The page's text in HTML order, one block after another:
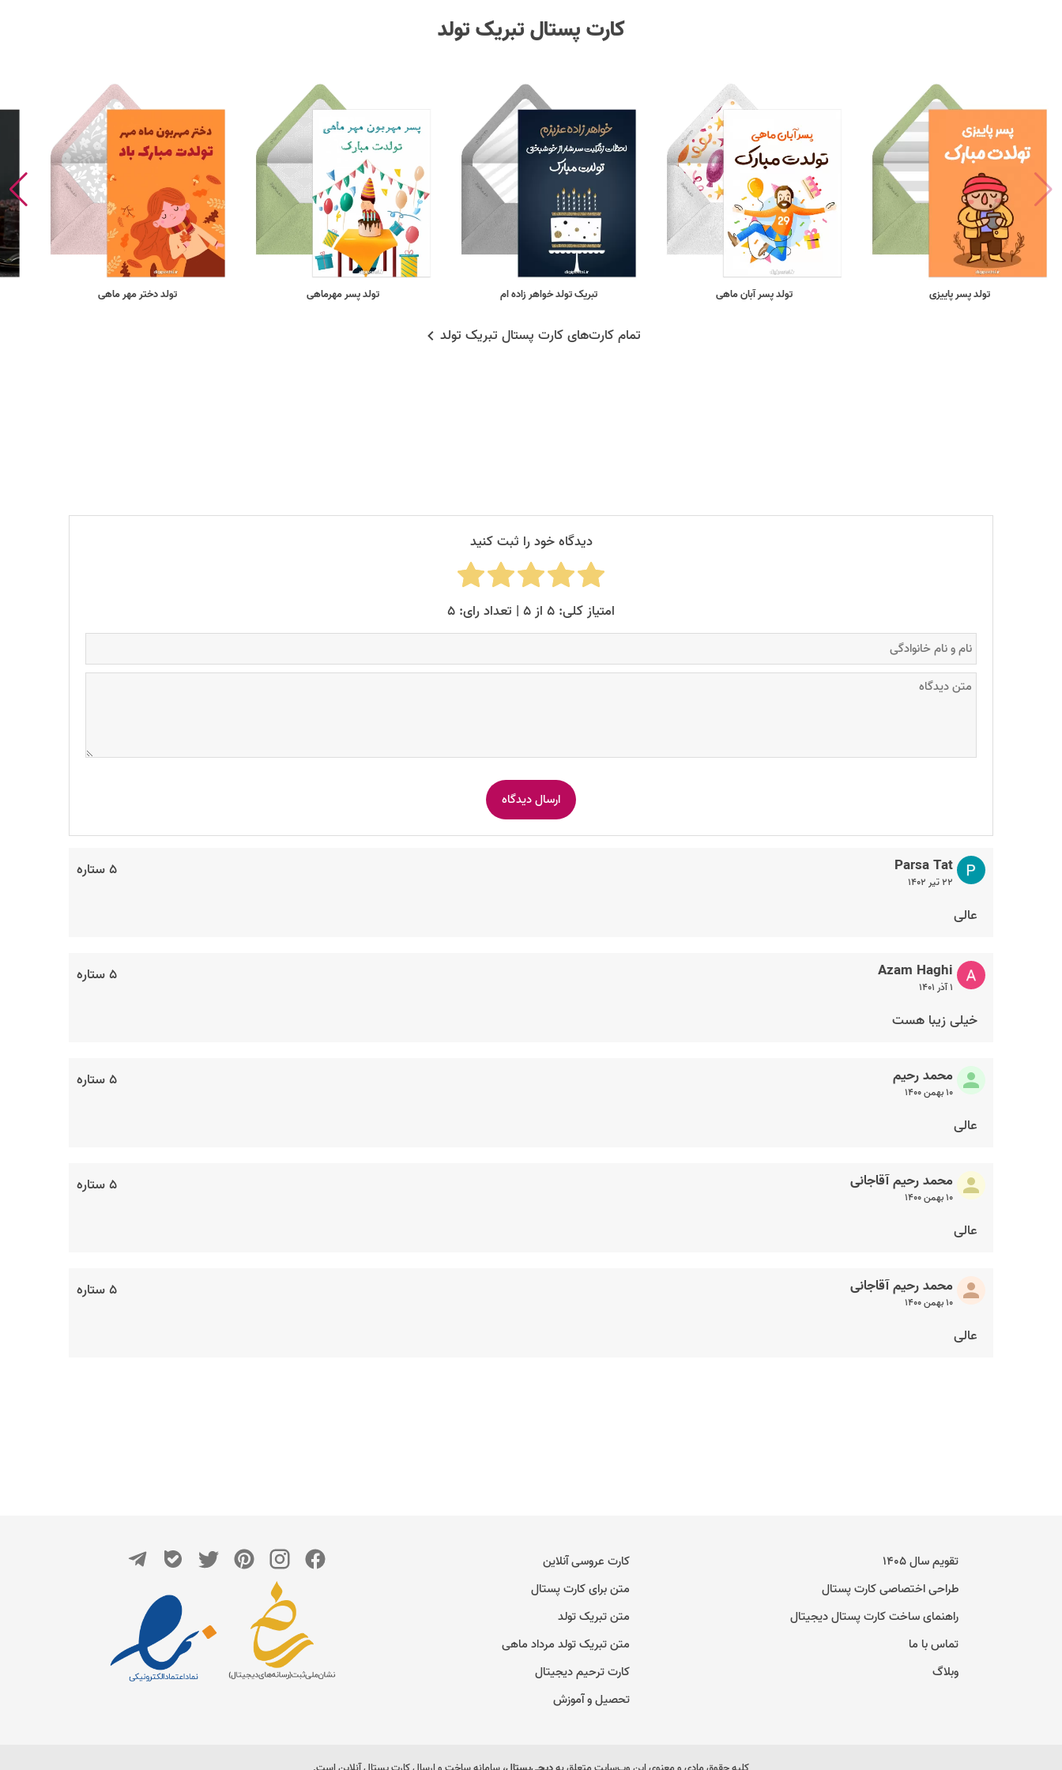
کارت پستال تبریک تولد
تولد پسر پاییزی تولد پسر آبان ماهی تبریک تولد خواهر زاده ام تولد پسر مهرماهی تولد دختر مهر ماهی
تمام کارت‌های کارت پستال تبریک تولد
دیدگاه خود را ثبت کنید
امتیاز کلی: ۵ از ۵ | تعداد رای: ۵
۵ ستاره Parsa Tat
۲۲ تیر ۱۴۰۲
عالی
۵ ستاره Azam Haghi
۱ آذر ۱۴۰۱
خیلی زیبا هست
۵ ستاره محمد رحیم
۱۰ بهمن ۱۴۰۰
عالی
۵ ستاره محمد رحیم آقاجانی
۱۰ بهمن ۱۴۰۰
عالی
۵ ستاره محمد رحیم آقاجانی
۱۰ بهمن ۱۴۰۰
عالی
تقویم سال ۱۴۰۵
طراحی اختصاصی کارت پستال
راهنمای ساخت کارت پستال دیجیتال
تماس با ما
وبلاگ
کارت عروسی آنلاین
متن برای کارت پستال
متن تبریک تولد
متن تبریک تولد مرداد ماهی
کارت ترحیم دیجیتال
تحصیل و آموزش